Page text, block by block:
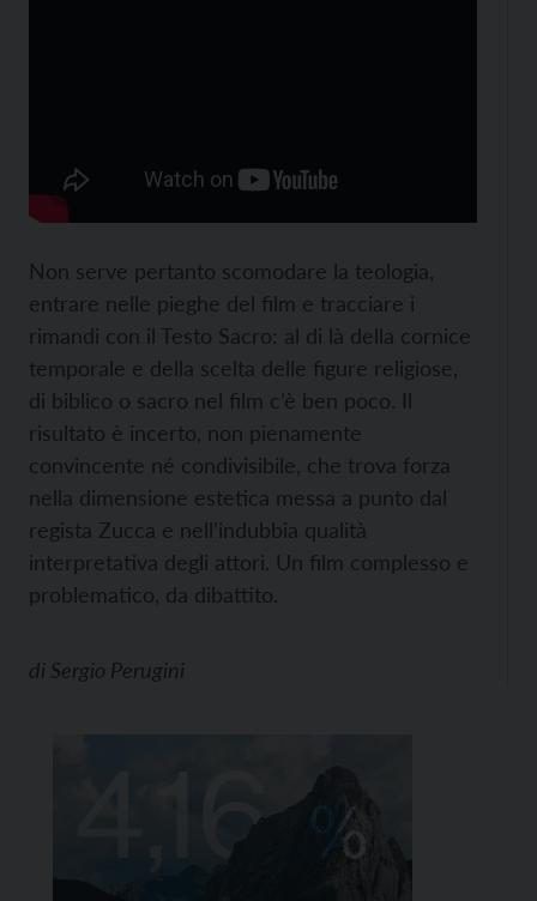
Non serve pertanto scomodare la teologia,
entrare nelle pieghe del film e tracciare i
rimandi con il Testo Sacro: al di là della cornice
temporale e della scelta delle figure religiose,
di biblico o sacro nel film c’è ben poco. Il
risultato è incerto, non pienamente
convincente né condivisibile, che trova forza
nella dimensione estetica messa a punto dal
regista Zucca e nell’indubbia qualità
interpretativa degli attori. Un film complesso e
problematico, da dibattito.
di Sergio Perugini